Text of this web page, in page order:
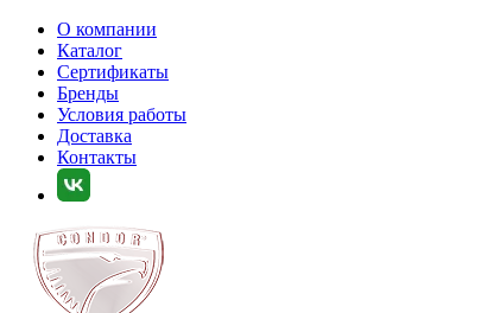
О компании
Каталог
Сертификаты
Бренды
Условия работы
Доставка
Контакты